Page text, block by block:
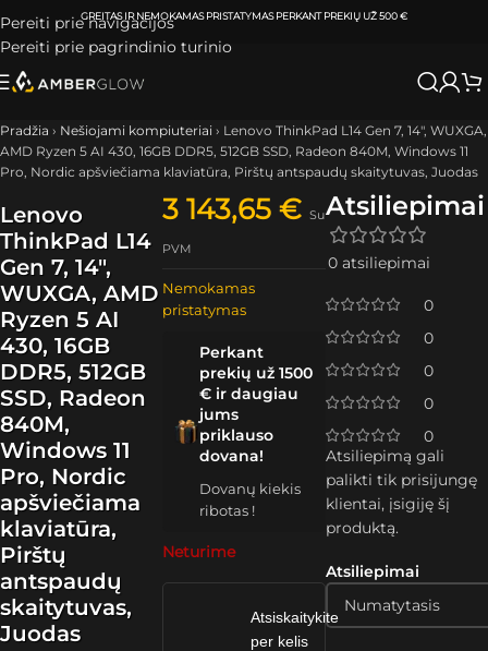
Pereiti prie navigacijos
Pereiti prie pagrindinio turinio
ATSIIMKITE UŽSAKYMĄKLAIPĖDOJE IR VILNIUJEPER0-3 DARBO DIENAS.
Pradžia › Nešiojami kompiuteriai › Lenovo ThinkPad L14 Gen 7, 14″, WUXGA,
AMD Ryzen 5 AI 430, 16GB DDR5, 512GB SSD, Radeon 840M, Windows 11
Pro, Nordic apšviečiama klaviatūra, Pirštų antspaudų skaitytuvas, Juodas
Lenovo
ThinkPad L14
Gen 7, 14″,
WUXGA, AMD
Ryzen 5 AI
430, 16GB
DDR5, 512GB
SSD, Radeon
840M,
Windows 11
Pro, Nordic
apšviečiama
klaviatūra,
Pirštų
antspaudų
skaitytuvas,
Juodas
3 143,65€ Su
PVM
Nemokamas
pristatymas
Perkant
prekių už 1500
€ ir daugiau
jums
priklauso
dovana!
Dovanų kiekis
ribotas !
Neturime
Atsiskaitykite
per kelis
Atsiliepimai
0 atsiliepimai
0
0
0
0
0
Atsiliepimai
Atsiliepimą gali
palikti tik prisijungę
klientai, įsigiję šį
produktą.